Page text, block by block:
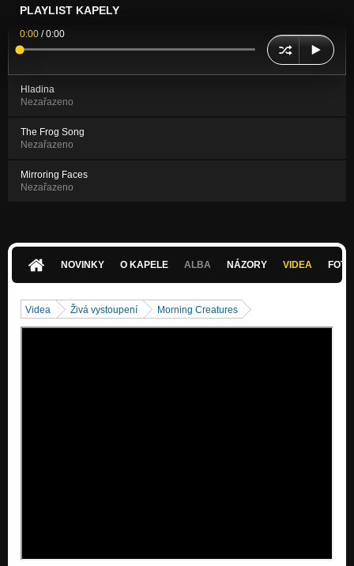
PLAYLIST KAPELY
0:00 /0:00
Hladina
Nezařazeno
The Frog Song
Nezařazeno
Mirroring Faces
Nezařazeno
NOVINKY O KAPELE ALBA NÁZORY VIDEA
Videa Živá vystoupení Morning Creatures